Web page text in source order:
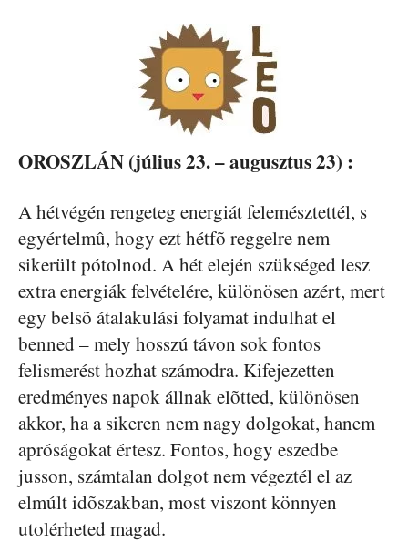
OROSZLÁN (július 23. – augusztus 23) :
A hétvégén rengeteg energiát felemésztettél, s
egyértelmû, hogy ezt hétfõ reggelre nem
sikerült pótolnod. A hét elején szükséged lesz
extra energiák felvételére, különösen azért, mert
egy belsõ átalakulási folyamat indulhat el
benned – mely hosszú távon sok fontos
felismerést hozhat számodra. Kifejezetten
eredményes napok állnak elõtted, különösen
akkor, ha a sikeren nem nagy dolgokat, hanem
apróságokat értesz. Fontos, hogy eszedbe
jusson, számtalan dolgot nem végeztél el az
elmúlt idõszakban, most viszont könnyen
utolérheted magad.